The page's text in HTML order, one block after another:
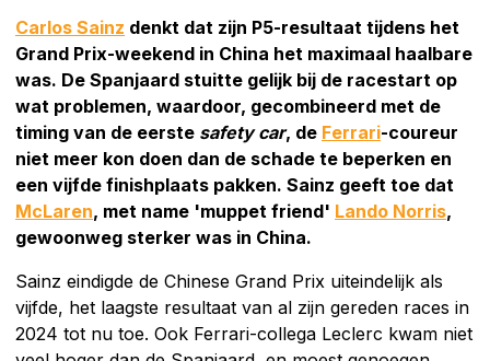
Carlos Sainz denkt dat zijn P5-resultaat tijdens het
Grand Prix-weekend in China het maximaal haalbare
was. De Spanjaard stuitte gelijk bij de racestart op
wat problemen, waardoor, gecombineerd met de
timing van de eerste safety car, de Ferrari-coureur
niet meer kon doen dan de schade te beperken en
een vijfde finishplaats pakken. Sainz geeft toe dat
McLaren, met name 'muppet friend' Lando Norris,
gewoonweg sterker was in China.
Sainz eindigde de Chinese Grand Prix uiteindelijk als
vijfde, het laagste resultaat van al zijn gereden races in
2024 tot nu toe. Ook Ferrari-collega Leclerc kwam niet